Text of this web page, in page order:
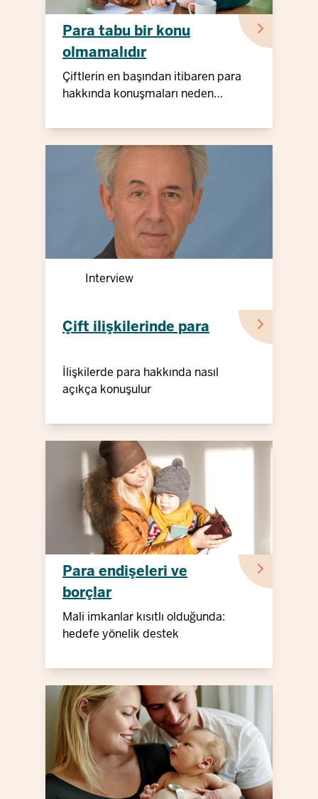
Para tabu bir konu
olmamalıdır
Çiftlerin en başından itibaren para
hakkında konuşmaları neden
Interview
Çift ilişkilerinde para
İlişkilerde para hakkında nasıl
açıkça konuşulur
Para endişeleri ve
borçlar
Mali imkanlar kısıtlı olduğunda:
hedefe yönelik destek